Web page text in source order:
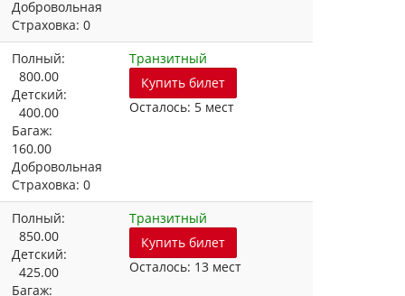
Добровольная
Страховка: 0
Полный:
800.00
Детский:
400.00
Багаж:
160.00
Добровольная
Страховка: 0
Транзитный
Купить билет
Осталось: 5 мест
Полный:
850.00
Детский:
425.00
Багаж:
Транзитный
Купить билет
Осталось: 13 мест